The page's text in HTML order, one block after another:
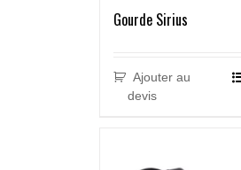
Gourde Sirius
Ajouter au
devis